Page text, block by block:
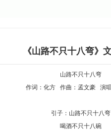
《山路不只十八弯》
山路不只十八弯
作词：化方 作曲：孟文豪 演
引子：山路不只十八弯
喝酒不只十八碗